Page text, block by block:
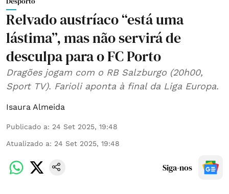
Relvado austríaco “está uma
lástima”, mas não servirá de
desculpa para o FC Porto
Dragões jogam com o RB Salzburgo (20h00,
Sport TV). Farioli aponta à final da Liga Europa.
Isaura Almeida
Publicado a: 24 Set 2025, 19:48
Atualizado a: 24 Set 2025, 19:48
Siga-nos